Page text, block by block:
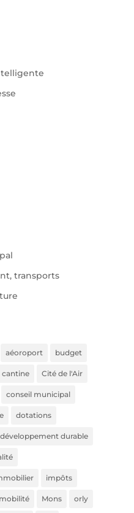
transports
aéoroport budget
cantine Cité de l'Air
conseil municipal
dotations
développement durable
impôts
mobilité Mons orly